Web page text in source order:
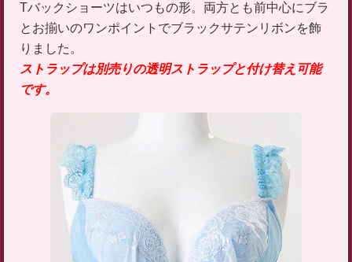
Tバックショーツはいつもの形。両方とも前中心にブラ
とお揃いのワンポイントでブラックサテンリボンを飾
りました。
ストラップは別売りの透明ストラップと付け替え可能
です。